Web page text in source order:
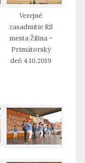
Verejné
zasadnutie RS
mesta Žilina –
Primátorský
deň 4.10.2019